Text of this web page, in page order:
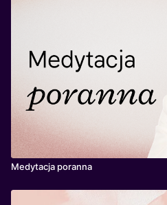
Medytacja poranna